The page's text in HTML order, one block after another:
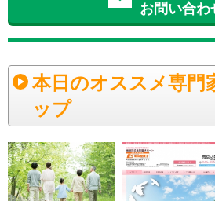
お問い合わ
本日のオススメ専門
ップ